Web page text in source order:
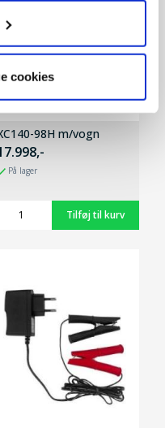
cookies
98H m/vogn
På lager